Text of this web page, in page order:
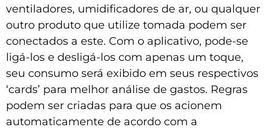
ventiladores, umidificadores de ar, ou qualquer
outro produto que utilize tomada podem ser
conectados a este. Com o aplicativo, pode-se
ligá-los e desligá-los com apenas um toque,
seu consumo será exibido em seus respectivos
‘cards’ para melhor análise de gastos. Regras
podem ser criadas para que os acionem
automaticamente de acordo com a